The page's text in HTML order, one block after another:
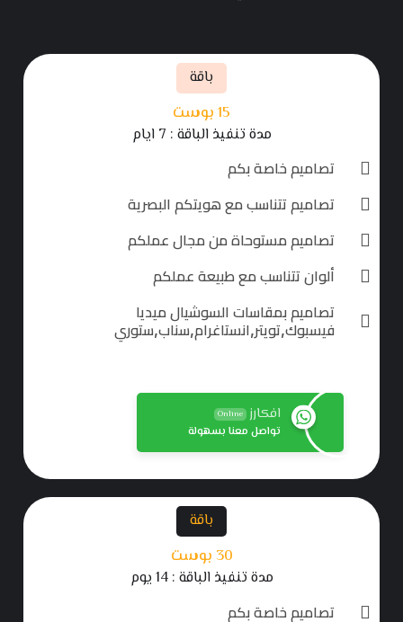
باقة
15​ بوست
مدة تنفيذ الباقة : 7 ايام
تصاميم خاصة بكم
تصاميم تتناسب مع هويتكم البصرية
تصاميم مستوحاة من مجال عملكم
ألوان تتناسب مع طبيعة عملكم
تصاميم بمقاسات السوشيال ميديا
فيسبوك,تويتر,انستاغرام,سناب,ستوري
افكارز Online
تواصل معنا بسهولة
باقة
30 بوست
مدة تنفيذ الباقة : 14 يوم
تصاميم خاصة بكم